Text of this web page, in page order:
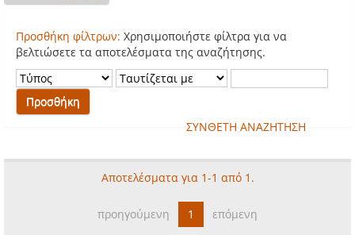
Προσθήκη φίλτρων: Χρησιμοποιήστε φίλτρα για να
βελτιώσετε τα αποτελέσματα της αναζήτησης.
ΣΥΝΘΕΤΗ ΑΝΑΖΗΤΗΣΗ
Αποτελέσματα για 1-1 από 1.
προηγούμενη 1
επόμενη